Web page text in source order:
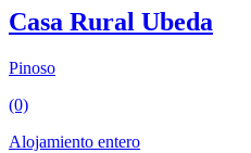
Casa Rural Ubeda
Pinoso
(0)
Alojamiento entero